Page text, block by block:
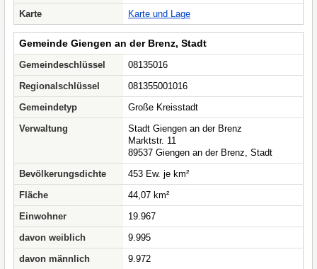
Karte
Karte und Lage
Gemeinde Giengen an der Brenz, Stadt
Gemeindeschlüssel
08135016
Regionalschlüssel
081355001016
Gemeindetyp
Große Kreisstadt
Verwaltung
Stadt Giengen an der Brenz
Marktstr. 11
89537 Giengen an der Brenz, Stadt
Bevölkerungsdichte
453 Ew. je km²
Fläche
44,07 km²
Einwohner
19.967
davon weiblich
9.995
davon männlich
9.972